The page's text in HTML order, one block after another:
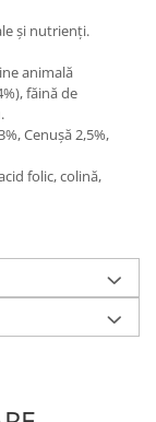
și nutrienți.
animală
făină de
Cenușă 2,5%,
folic, colină,